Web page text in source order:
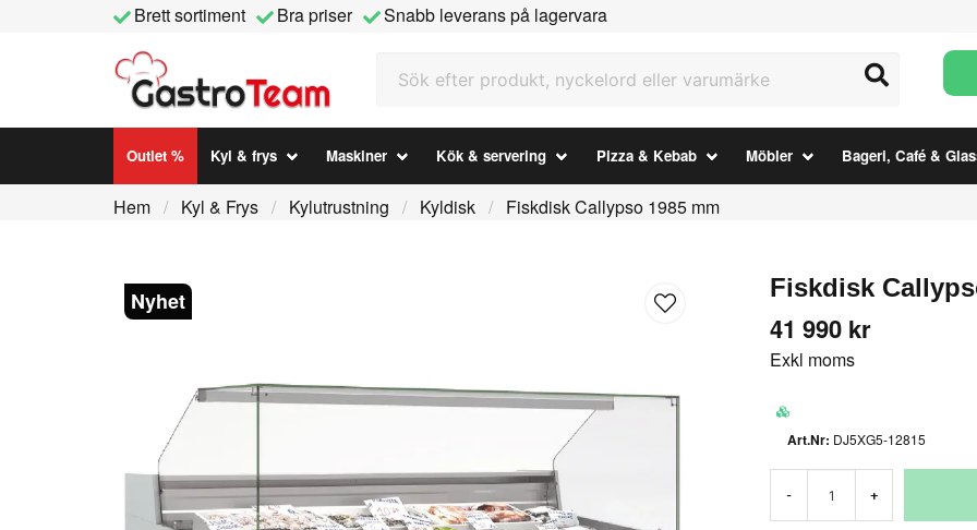
Brett sortiment Bra priser
Snabb leverans på lagervara
Outlet % Kyl & frys Maskiner Kök & servering Pizza & Kebab Möbler Bageri, Café &
Hem Kyl & Frys Kylutrustning Kyldisk Fiskdisk Callypso 1985 mm
Nyhet Fiskdisk
41 990 kr
Exkl moms
DJ5XG5-12815
- +